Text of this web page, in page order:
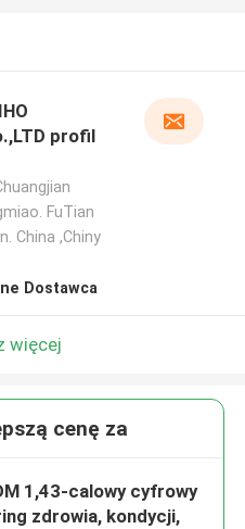
profil
FuTian
China ,Chiny
Dostawca
więcej
cenę za
1,43-calowy cyfrowy
zdrowia, kondycji,